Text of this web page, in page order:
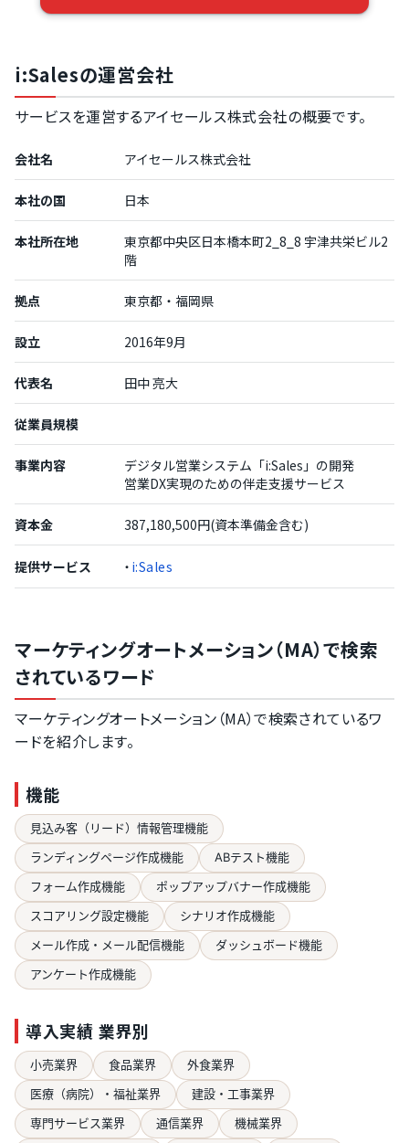
i:Salesの運営会社
サービスを運営するアイセールス株式会社の概要です。
会社名 アイセールス株式会社
本社の国 日本
本社所在地
東京都中央区日本橋本町2_8_8 宇津共栄ビル2
階
拠点 東京都・福岡県
設立 2016年9月
代表名 田中 亮大
従業員規模
事業内容
デジタル営業システム「i:Sales」の開発
営業DX実現のための伴走支援サービス
資本金 387,180,500円(資本準備金含む)
提供サービス ・ i:Sales
マーケティングオートメーション（MA）で検索
されているワード
マーケティングオートメーション（MA）で検索されているワ
ードを紹介します。
機能
見込み客（リード）情報管理機能
ランディングページ作成機能
ABテスト機能
フォーム作成機能
ポップアップバナー作成機能
スコアリング設定機能
シナリオ作成機能
メール作成・メール配信機能
ダッシュボード機能
アンケート作成機能
導入実績 業界別
小売業界 食品業界
外食業界
医療（病院）・福祉業界
建設・工事業界
専門サービス業界
通信業界 機械業界